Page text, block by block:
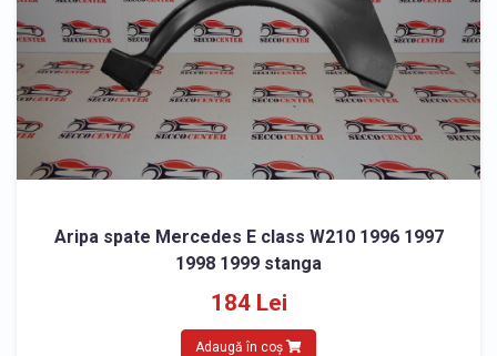
Aripa spate Mercedes E class W210 1996 1997
1998 1999 stanga
184 Lei
Adaugă în coș